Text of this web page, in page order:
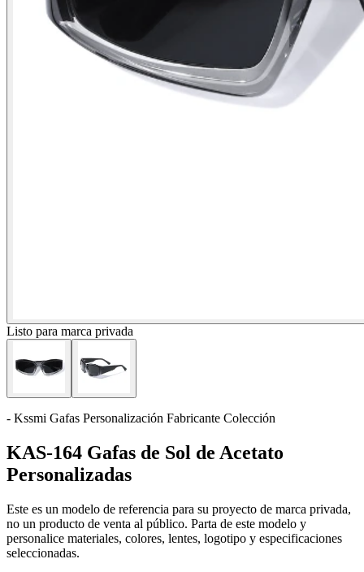
Listo para marca privada
- Kssmi Gafas Personalización Fabricante Colección
KAS-164 Gafas de Sol de Acetato
Personalizadas
Este es un modelo de referencia para su proyecto de marca privada,
no un producto de venta al público. Parta de este modelo y
personalice materiales, colores, lentes, logotipo y especificaciones
seleccionadas.